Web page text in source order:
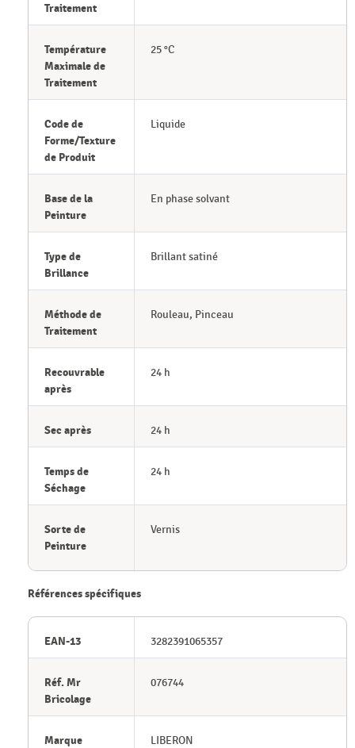
Traitement
Température
Maximale de
Traitement
25 °C
Code de
Forme/Texture
de Produit
Liquide
Base de la
Peinture
En phase solvant
Type de
Brillance
Brillant satiné
Méthode de
Traitement
Rouleau, Pinceau
Recouvrable
après
24 h
Sec après 24 h
Temps de
Séchage
24 h
Sorte de
Peinture
Vernis
Références spécifiques
EAN-13 3282391065357
Réf. Mr
Bricolage
076744
Marque LIBERON